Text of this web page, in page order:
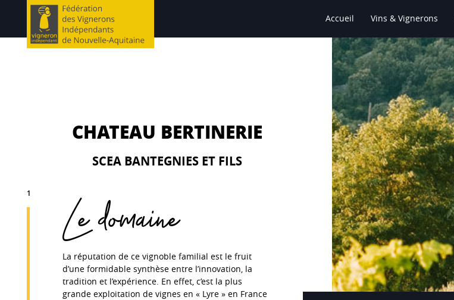
Accueil Vins & Vignerons
1
CHATEAU BERTINERIE
SCEA BANTEGNIES ET FILS
Le domaine
La réputation de ce vignoble familial est le fruit
d’une formidable synthèse entre l’innovation, la
tradition et l’expérience. En effet, c’est la plus
grande exploitation de vignes en « Lyre » en France
Le Vin
CHATEAU BERTINERIE